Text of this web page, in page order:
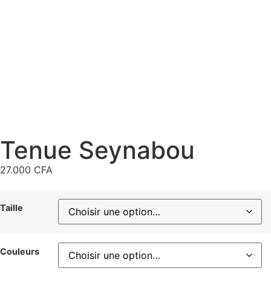
Tenue Seynabou
27.000 CFA
Taille
Couleurs